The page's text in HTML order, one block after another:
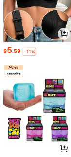
$5.59 -11%